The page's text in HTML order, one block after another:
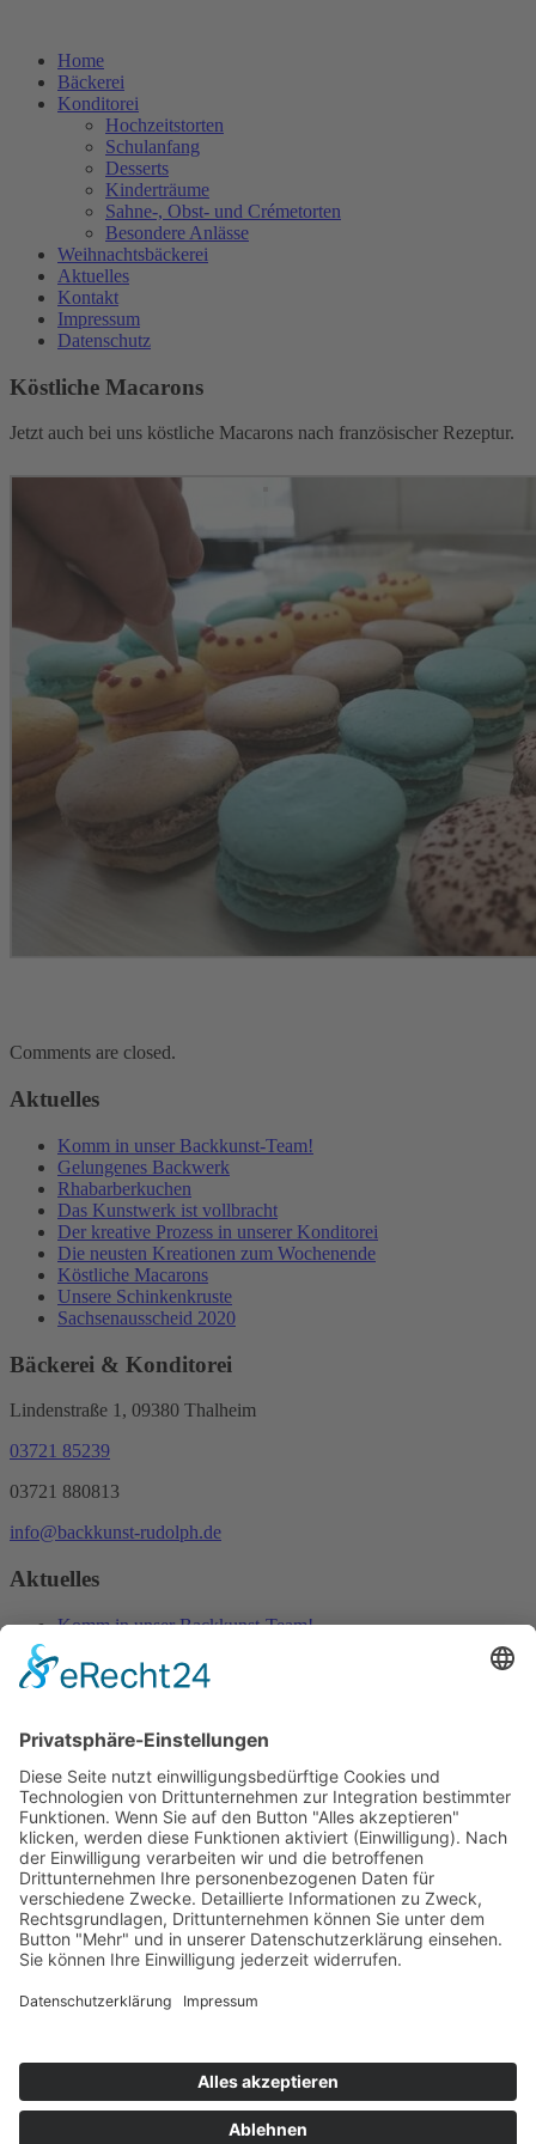
Home
Bäckerei
Konditorei
Hochzeitstorten
Schulanfang
Desserts
Kinderträume
Sahne-, Obst- und Crémetorten
Besondere Anlässe
Weihnachtsbäckerei
Aktuelles
Kontakt
Impressum
Datenschutz
Köstliche Macarons
Jetzt auch bei uns köstliche Macarons nach französischer Rezeptur.
Comments are closed.
Aktuelles
Komm in unser Backkunst-Team!
Gelungenes Backwerk
Rhabarberkuchen
Das Kunstwerk ist vollbracht
Der kreative Prozess in unserer Konditorei
Die neusten Kreationen zum Wochenende
Köstliche Macarons
Unsere Schinkenkruste
Sachsenausscheid 2020
Bäckerei & Konditorei
Lindenstraße 1, 09380 Thalheim
03721 85239
03721 880813
info@backkunst-rudolph.de
Aktuelles
Komm in unser Backkunst-Team!
Rhabarberkuchen
Das Kunstwerk ist vollbracht
Copyright © 2024 Backkunst Rudolph
Zum Inhalt springen
Werkzeugleiste öffnen